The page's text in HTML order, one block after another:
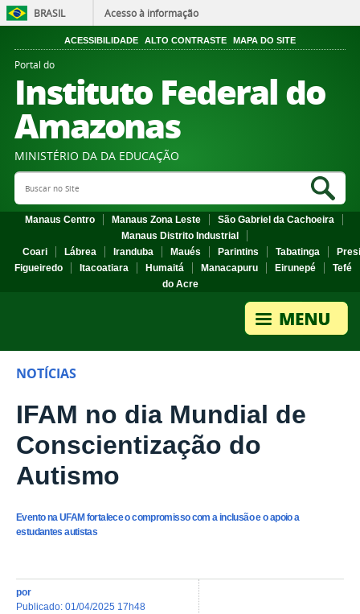
BRASIL Acesso à informação
ACESSIBILIDADE ALTO CONTRASTE MAPA DO SITE
Portal do
Instituto Federal do
Amazonas
MINISTÉRIO DA DA EDUCAÇÃO
Search Site
Manaus Centro Manaus Zona Leste
São Gabriel da Cachoeira
Manaus Distrito Industrial
Coari
Lábrea Iranduba Maués Parintins Tabatinga
Figueiredo
Itacoatiara Humaitá Manacapuru Eirunepé
Tefé
do Acre
NOTÍCIAS
IFAM no dia Mundial de
Conscientização do
Autismo
Evento na UFAM fortalece o compromisso com a inclusão e o apoio a
estudantes autistas
por
publicado: 01/04/2025 17h48